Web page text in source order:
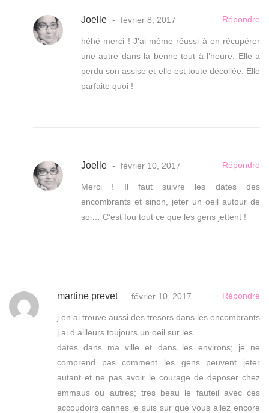
Joelle février 8, 2017 Répondre
héhé merci ! J’ai même réussi à en récupérer
une autre dans la benne tout à l’heure. Elle a
perdu son assise et elle est toute décollée. Elle
parfaite quoi !
Joelle février 10, 2017 Répondre
Merci ! Il faut suivre les dates des
encombrants et sinon, jeter un oeil autour de
soi… C’est fou tout ce que les gens jettent !
martine prevet février 10, 2017 Répondre
j en ai trouve aussi des tresors dans les encombrants
j ai d ailleurs toujours un oeil sur les
dates dans ma ville et dans les environs; je ne
comprend pas comment les gens peuvent jeter
autant et ne pas avoir le courage de deposer chez
emmaus ou autres; tres beau le fauteil avec ces
accoudoirs cannes je suis sur que vous allez encore